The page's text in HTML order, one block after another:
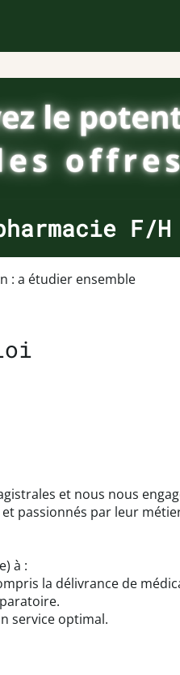
F/H
: a étudier ensemble
et nous nous
passionnés par leur
à :
la délivrance de
service optimal.